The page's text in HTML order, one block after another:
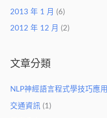
2013 年 1 月 (6)
2012 年 12 月 (2)
文章分類
NLP神經語言程式學技巧應用
交通資訊 (1)